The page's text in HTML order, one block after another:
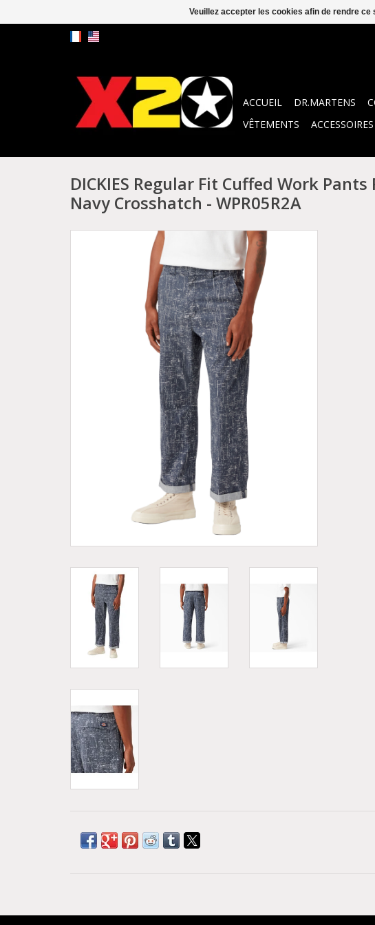
ACCUEIL DR.MARTENS
VÊTEMENTS
ACCESSOIRES
DICKIES Regular Fit Cuffed Work Pants
Navy Crosshatch - WPR05R2A
Veuillez accepter les cookies afin de rendre